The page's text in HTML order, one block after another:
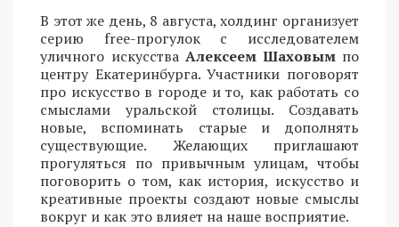
В этот же день, 8 августа, холдинг организует
серию free-прогулок с исследователем
уличного искусства Алексеем Шаховым по
центру Екатеринбурга. Участники поговорят
про искусство в городе и то, как работать со
смыслами уральской столицы. Создавать
новые, вспоминать старые и дополнять
существующие. Желающих приглашают
прогуляться по привычным улицам, чтобы
поговорить о том, как история, искусство и
креативные проекты создают новые смыслы
вокруг и как это влияет на наше восприятие.